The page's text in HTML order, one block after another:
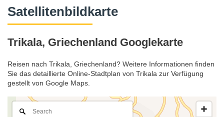
Satellitenbildkarte
Trikala, Griechenland Googlekarte
Reisen nach Trikala, Griechenland? Weitere Informationen finden
Sie das detaillierte Online-Stadtplan von Trikala zur Verfügung
gestellt von Google Maps.